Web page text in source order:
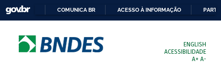
COMUNICA BR ACESSO À INFORMAÇÃO
ENGLISH
ACESSIBILIDADE
A+ A-